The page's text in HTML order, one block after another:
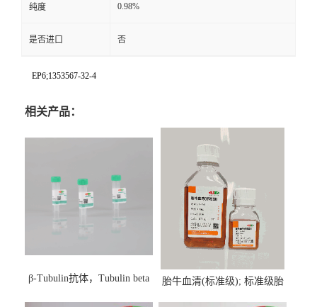
纯度 0.98%
是否进口 否
EP6;1353567-32-4
相关产品：
β-Tubulin抗体，Tubulin beta
胎牛血清(标准级); 标准级胎